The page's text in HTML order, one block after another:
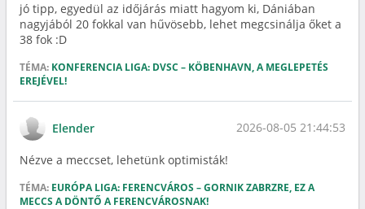
jó tipp, egyedül az időjárás miatt hagyom ki, Dániában
nagyjából 20 fokkal van hűvösebb, lehet megcsinálja őket a
38 fok :D
TÉMA: KONFERENCIA LIGA: DVSC – KÖBENHAVN, A MEGLEPETÉS
EREJÉVEL!
Elender 2026-08-05 21:44:53
Nézve a meccset, lehetünk optimisták!
TÉMA: EURÓPA LIGA: FERENCVÁROS – GORNIK ZABRZRE, EZ A
MECCS A DÖNTŐ A FERENCVÁROSNAK!